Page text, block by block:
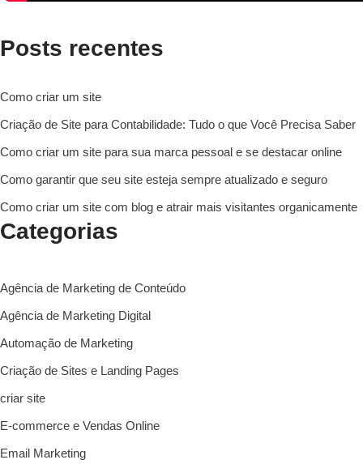
Posts recentes
Como criar um site
Criação de Site para Contabilidade: Tudo o que Você Precisa Saber
Como criar um site para sua marca pessoal e se destacar online
Como garantir que seu site esteja sempre atualizado e seguro
Como criar um site com blog e atrair mais visitantes organicamente
Categorias
Agência de Marketing de Conteúdo
Agência de Marketing Digital
Automação de Marketing
Criação de Sites e Landing Pages
criar site
E-commerce e Vendas Online
Email Marketing